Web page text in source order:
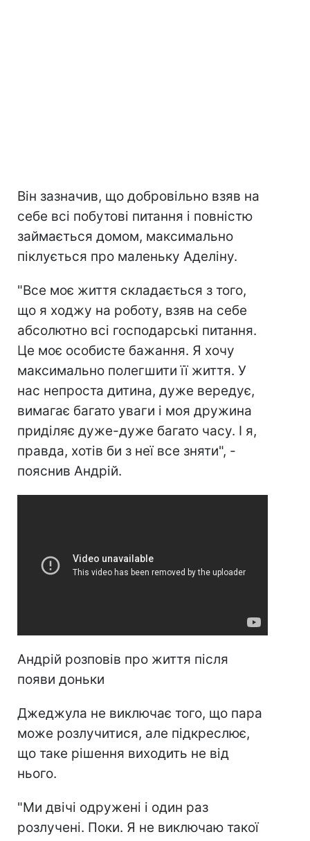
Він зазначив, що добровільно взяв на
себе всі побутові питання і повністю
займається домом, максимально
піклується про маленьку Аделіну.
"Все моє життя складається з того,
що я ходжу на роботу, взяв на себе
абсолютно всі господарські питання.
Це моє особисте бажання. Я хочу
максимально полегшити її життя. У
нас непроста дитина, дуже вередує,
вимагає багато уваги і моя дружина
приділяє дуже-дуже багато часу. І я,
правда, хотів би з неї все зняти", -
пояснив Андрій.
Андрій розповів про життя після
появи доньки
Джеджула не виключає того, що пара
може розлучитися, але підкреслює,
що таке рішення виходить не від
нього.
"Ми двічі одружені і один раз
розлучені. Поки. Я не виключаю такої